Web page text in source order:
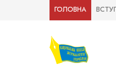
ГОЛОВНА